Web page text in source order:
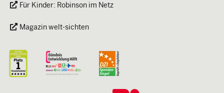
Für Kinder: Robinson im Netz
Magazin welt-sichten